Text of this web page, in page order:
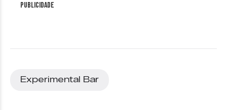
Publicidade
Experimental Bar